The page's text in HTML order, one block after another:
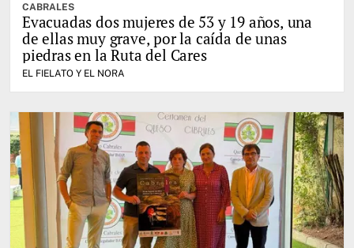
CABRALES
Evacuadas dos mujeres de 53 y 19 años, una
de ellas muy grave, por la caída de unas
piedras en la Ruta del Cares
EL FIELATO Y EL NORA